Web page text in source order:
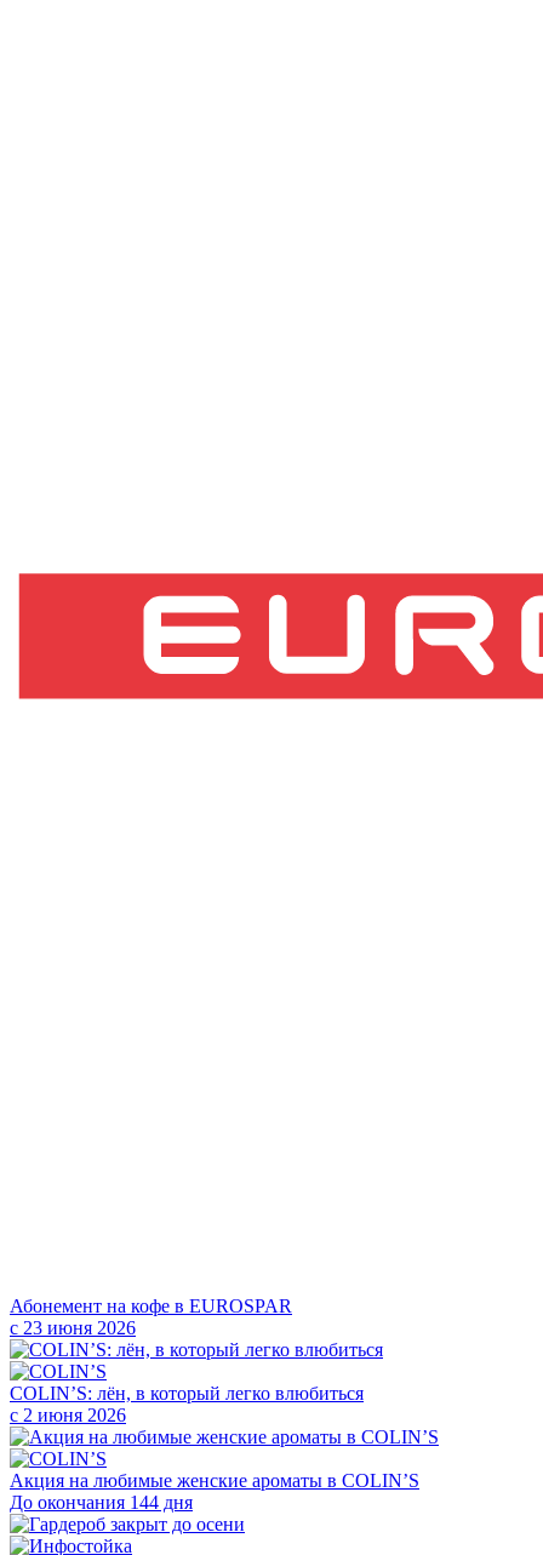
Абонемент на кофе в EUROSPAR
с 23 июня 2026
COLIN’S: лён, в который легко влюбиться
с 2 июня 2026
Акция на любимые женские ароматы в COLIN’S
До окончания 144 дня